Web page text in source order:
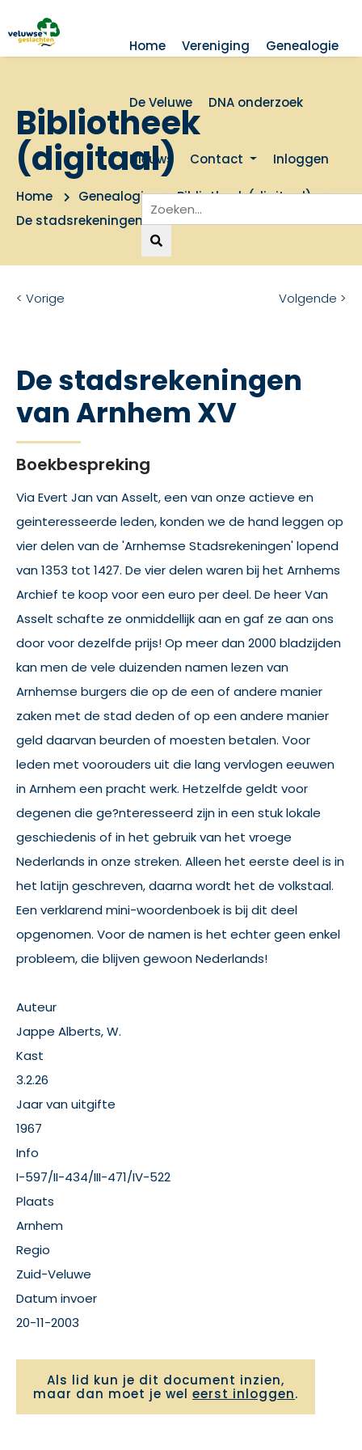
Home Vereniging Genealogie
De Veluwe DNA onderzoek
Nieuws Contact Inloggen
Bibliotheek
(digitaal)
Home Genealogie
Bibliotheek (digitaal)
De stadsrekeningen van Arnhem XV
< Vorige Volgende >
De stadsrekeningen
van Arnhem XV
Boekbespreking
Via Evert Jan van Asselt, een van onze actieve en
geinteresseerde leden, konden we de hand leggen op
vier delen van de 'Arnhemse Stadsrekeningen' lopend
van 1353 tot 1427. De vier delen waren bij het Arnhems
Archief te koop voor een euro per deel. De heer Van
Asselt schafte ze onmiddellijk aan en gaf ze aan ons
door voor dezelfde prijs! Op meer dan 2000 bladzijden
kan men de vele duizenden namen lezen van
Arnhemse burgers die op de een of andere manier
zaken met de stad deden of op een andere manier
geld daarvan beurden of moesten betalen. Voor
leden met voorouders uit die lang vervlogen eeuwen
in Arnhem een pracht werk. Hetzelfde geldt voor
degenen die ge?nteresseerd zijn in een stuk lokale
geschiedenis of in het gebruik van het vroege
Nederlands in onze streken. Alleen het eerste deel is in
het latijn geschreven, daarna wordt het de volkstaal.
Een verklarend mini-woordenboek is bij dit deel
opgenomen. Voor de namen is het echter geen enkel
probleem, die blijven gewoon Nederlands!
Auteur
Jappe Alberts, W.
Kast
3.2.26
Jaar van uitgifte
1967
Info
I-597/II-434/III-471/IV-522
Plaats
Arnhem
Regio
Zuid-Veluwe
Datum invoer
20-11-2003
Als lid kun je dit document inzien,
maar dan moet je wel eerst inloggen.